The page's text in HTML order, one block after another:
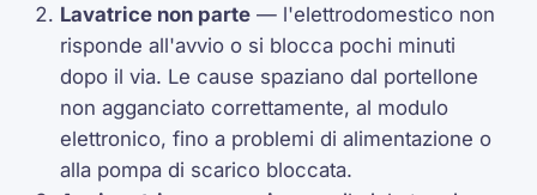
Lavatrice non parte — l'elettrodomestico non
risponde all'avvio o si blocca pochi minuti
dopo il via. Le cause spaziano dal portellone
non agganciato correttamente, al modulo
elettronico, fino a problemi di alimentazione o
alla pompa di scarico bloccata.